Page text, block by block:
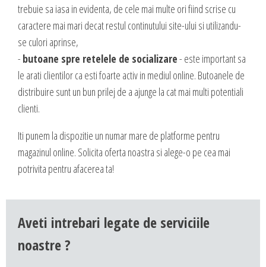
trebuie sa iasa in evidenta, de cele mai multe ori fiind scrise cu
caractere mai mari decat restul continutului site-ului si utilizandu-
se culori aprinse,
- butoane spre retelele de socializare- este important sa
le arati clientilor ca esti foarte activ in mediul online. Butoanele de
distribuire sunt un bun prilej de a ajunge la cat mai multi potentiali
clienti.
Iti punem la dispozitie un numar mare de platforme pentru
magazinul online. Solicita oferta noastra si alege-o pe cea mai
potrivita pentru afacerea ta!
Aveti intrebari legate de serviciile
noastre ?